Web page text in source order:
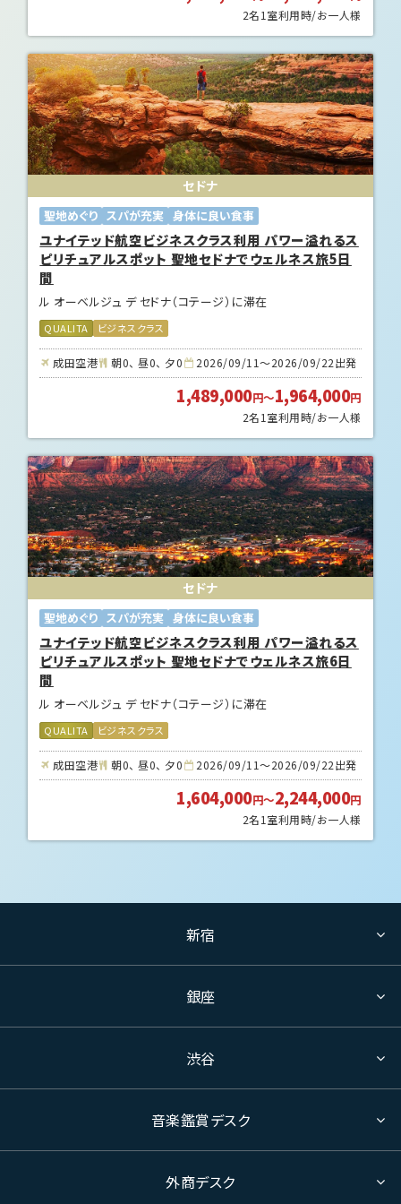
2名1室利用時/お一人様
セドナ
聖地めぐり スパが充実 身体に良い食事
ユナイテッド航空ビジネスクラス利用 パワー溢れるス
ピリチュアルスポット 聖地セドナでウェルネス旅5日
間
ル オーベルジュ デ セドナ（コテージ）に滞在
QUALITA ビジネスクラス
成田空港 朝0、 昼0、 夕0 2026/09/11～2026/09/22出発
1,489,000円～1,964,000円
2名1室利用時/お一人様
セドナ
聖地めぐり スパが充実 身体に良い食事
ユナイテッド航空ビジネスクラス利用 パワー溢れるス
ピリチュアルスポット 聖地セドナでウェルネス旅6日
間
ル オーベルジュ デ セドナ（コテージ）に滞在
QUALITA ビジネスクラス
成田空港 朝0、 昼0、 夕0 2026/09/11～2026/09/22出発
1,604,000円～2,244,000円
2名1室利用時/お一人様
新宿
銀座
渋谷
音楽鑑賞デスク
外商デスク